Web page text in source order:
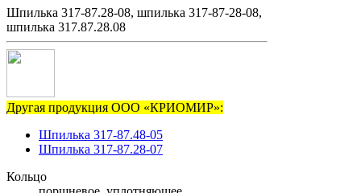
Шпилька 317-87.28-08, шпилька 317-87-28-08,
шпилька 317.87.28.08
Другая продукция ООО «КРИОМИР»:
Шпилька 317-87.48-05
Шпилька 317-87.28-07
Кольцо